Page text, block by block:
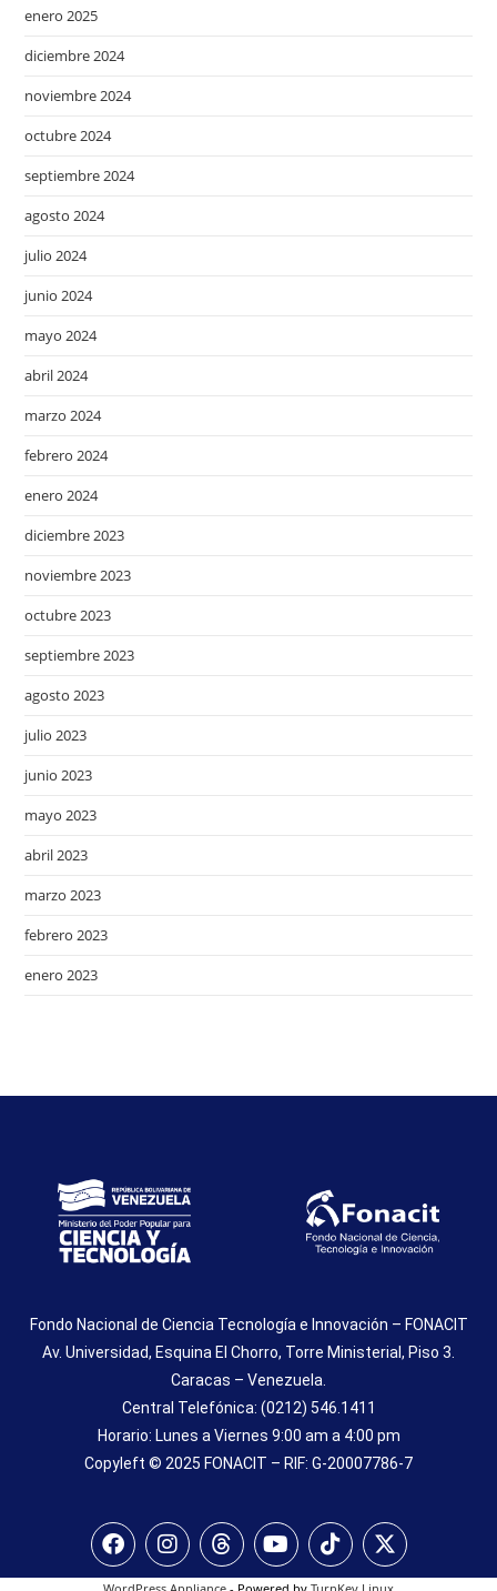
enero 2025
diciembre 2024
noviembre 2024
octubre 2024
septiembre 2024
agosto 2024
julio 2024
junio 2024
mayo 2024
abril 2024
marzo 2024
febrero 2024
enero 2024
diciembre 2023
noviembre 2023
octubre 2023
septiembre 2023
agosto 2023
julio 2023
junio 2023
mayo 2023
abril 2023
marzo 2023
febrero 2023
enero 2023
Fondo Nacional de Ciencia Tecnología e Innovación – FONACIT
Av. Universidad, Esquina El Chorro, Torre Ministerial, Piso 3.
Caracas – Venezuela.
Central Telefónica: (0212) 546.1411
Horario: Lunes a Viernes 9:00 am a 4:00 pm
Copyleft © 2025 FONACIT – RIF: G-20007786-7